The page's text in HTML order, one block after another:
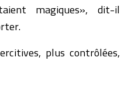
magiques», dit-il
plus contrôlées,